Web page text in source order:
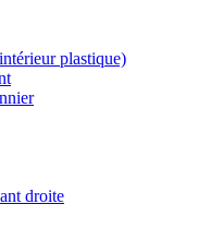
plastique)
droite